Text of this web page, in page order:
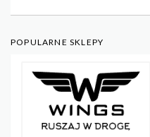
POPULARNE SKLEPY